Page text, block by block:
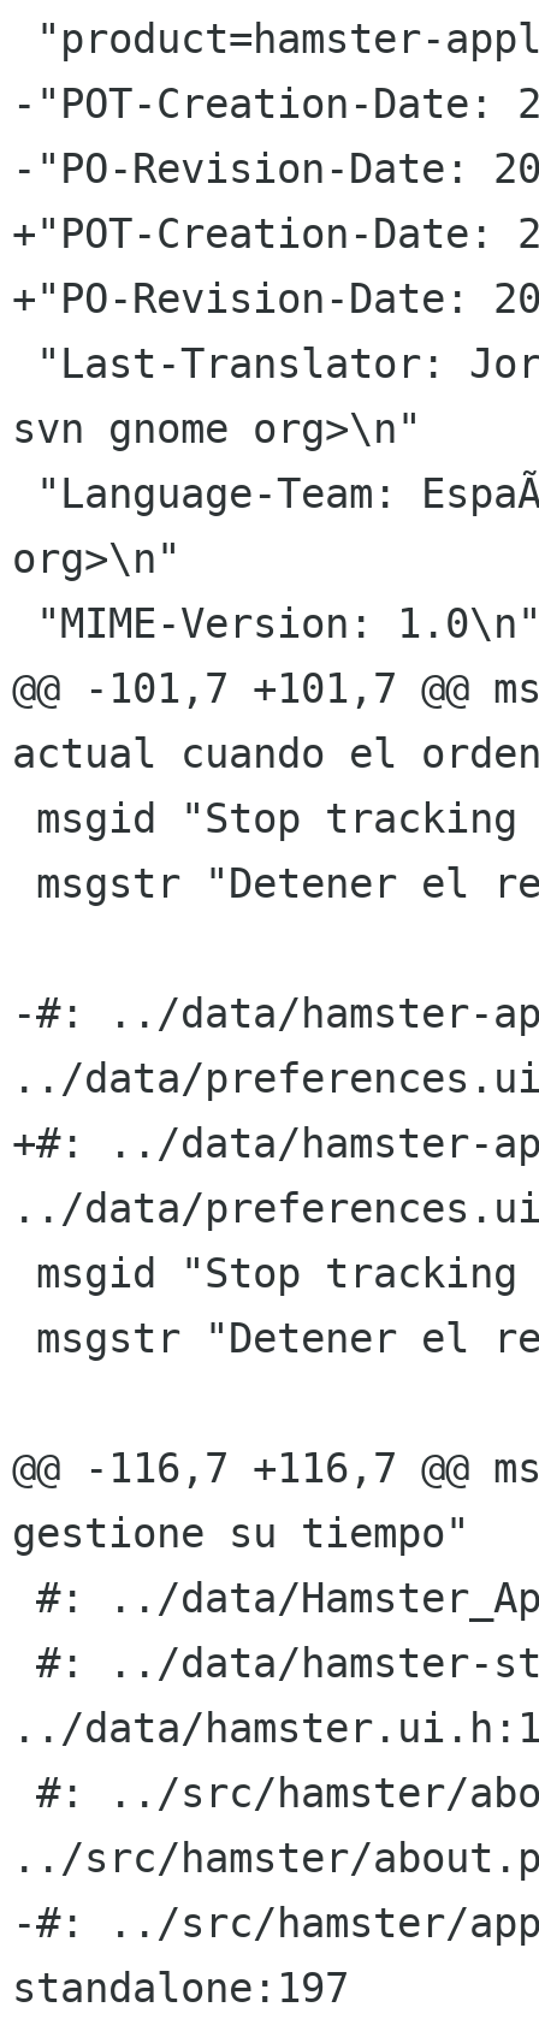
-"POT-Creation-Date:
-"PO-Revision-Date:
+"POT-Creation-Date:
+"PO-Revision-Date:
svn gnome org>\n"
org>\n"
@@ -101,7 +101,7
actual cuando el
-#: ../data/hamster-
../data/
+#: ../data/hamster-
../data/
@@ -116,7 +116,7
gestione su tiempo"
../data/
../src/hamster/
-#: ../src/hamster/
standalone:197